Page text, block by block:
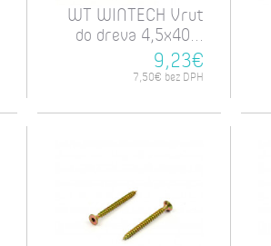
WT WINTECH Vrut
do dreva 4,5x40...
9,23€
7,50€ bez DPH